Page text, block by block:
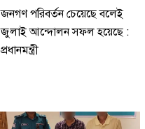
জনগণ পরিবর্তন চেয়েছে বলেই
জুলাই আন্দোলন সফল হয়েছে :
প্রধানমন্ত্রী